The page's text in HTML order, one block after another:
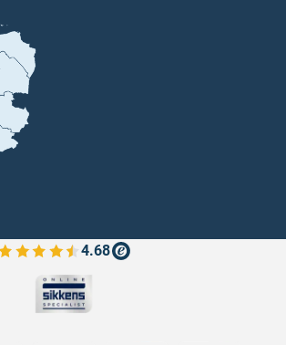
4.68
Bekijk de verfplaza beoordelingen